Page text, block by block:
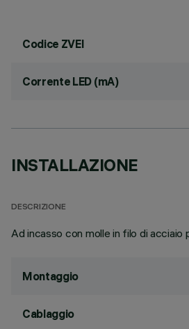
Codice ZVEI
Corrente LED (mA)
INSTALLAZIONE
DESCRIZIONE
Ad incasso con molle in filo di
Montaggio
Cablaggio